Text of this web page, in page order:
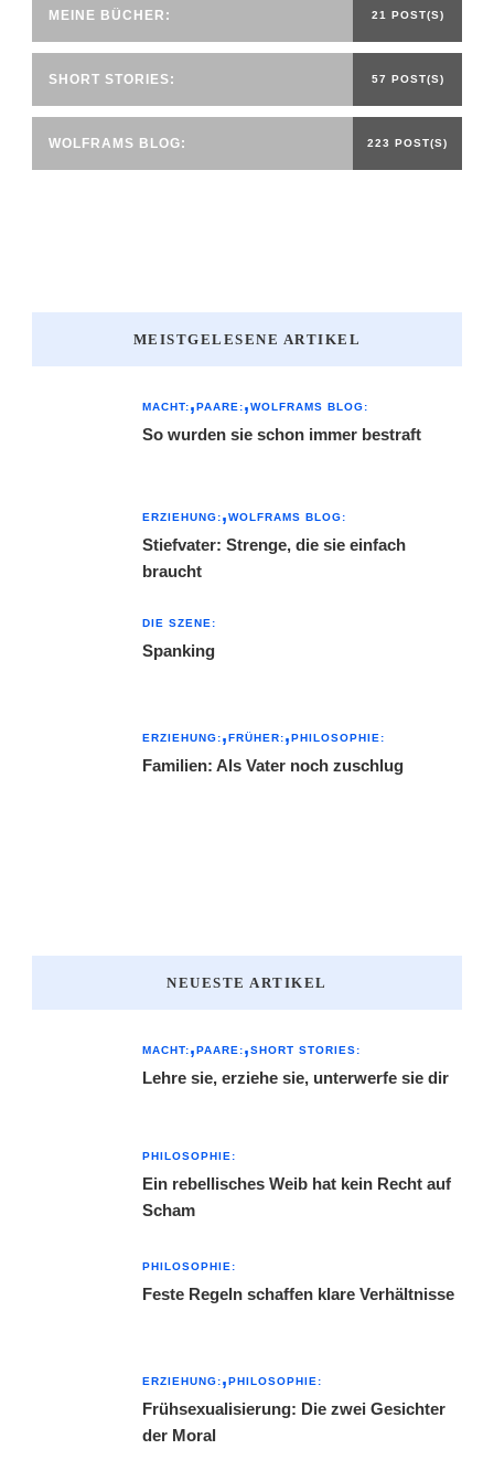
MEINE BÜCHER: 21 POST(S)
SHORT STORIES: 57 POST(S)
WOLFRAMS BLOG: 223 POST(S)
MEISTGELESENE ARTIKEL
MACHT: PAARE: WOLFRAMS BLOG:
So wurden sie schon immer bestraft
ERZIEHUNG: WOLFRAMS BLOG:
Stiefvater: Strenge, die sie einfach
braucht
DIE SZENE:
Spanking
ERZIEHUNG: FRÜHER: PHILOSOPHIE:
Familien: Als Vater noch zuschlug
NEUESTE ARTIKEL
MACHT: PAARE: SHORT STORIES:
Lehre sie, erziehe sie, unterwerfe sie dir
PHILOSOPHIE:
Ein rebellisches Weib hat kein Recht auf
Scham
PHILOSOPHIE:
Feste Regeln schaffen klare Verhältnisse
ERZIEHUNG: PHILOSOPHIE:
Frühsexualisierung: Die zwei Gesichter
der Moral